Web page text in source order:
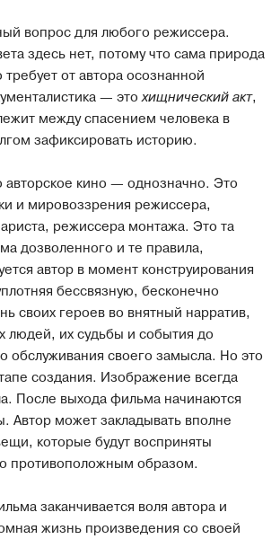
вопрос для любого режиссера.
здесь нет, потому что сама природа
от автора осознанной
— этохищнический акт,
между спасением человека в
зафиксировать историю.
авторское кино — однозначно. Это
и мировоззрения режиссера,
режиссера монтажа. Это та
дозволенного и те правила,
автор в момент конструирования
бессвязную, бесконечно
своих героев во внятный нарратив,
людей, их судьбы и события до
обслуживания своего замысла. Но это
создания. Изображение всегда
После выхода фильма начинаются
Автор может закладывать вполне
которые будут восприняты
противоположным образом.
заканчивается воля автора и
жизнь произведения со своей